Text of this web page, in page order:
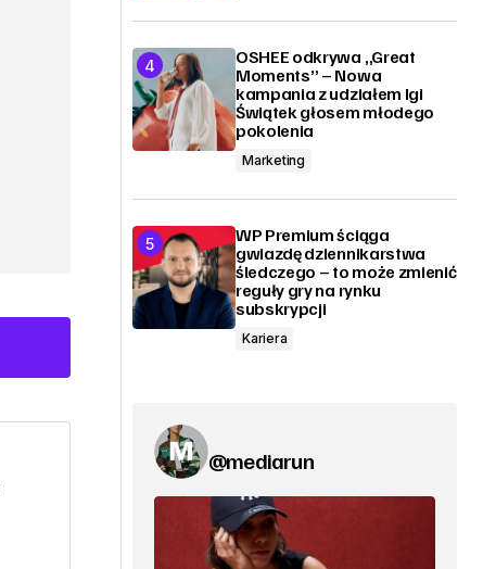
OSHEE odkrywa „Great
Moments” – Nowa
kampania z udziałem Igi
Świątek głosem młodego
pokolenia
Marketing
WP Premium ściąga
gwiazdę dziennikarstwa
śledczego – to może zmienić
reguły gry na rynku
subskrypcji
Kariera
@mediarun